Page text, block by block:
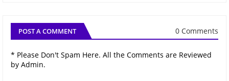
POST A COMMENT 0 Comments
* Please Don't Spam Here. All the Comments are Reviewed
by Admin.